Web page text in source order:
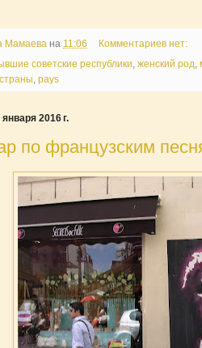
Мамаева на 11:06
Комментариев нет:
советские республики, женский род,
страны, pays
2016 г.
по французским